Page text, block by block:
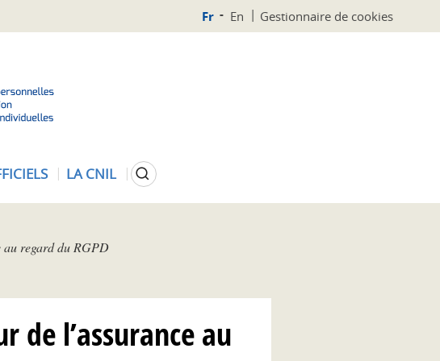
Fr En Gestionnaire de cookies
N
LA CNIL Rechercher
au regard du RGPD
de l’assurance au